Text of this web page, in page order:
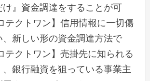
』資金調達をすることが可
テクトワン】信用情報に一切傷
新しい形の資金調達方法で
テクトワン】売掛先に知られる
、銀行融資を狙っている事業主